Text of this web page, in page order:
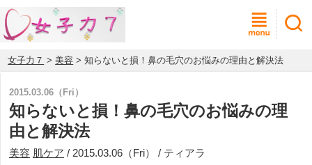
女子力７ >美容 > 知らないと損！鼻の毛穴のお悩みの理由と解決法
2015.03.06（Fri）
知らないと損！鼻の毛穴のお悩みの理
由と解決法
美容 肌ケア / 2015.03.06（Fri） / ティアラ